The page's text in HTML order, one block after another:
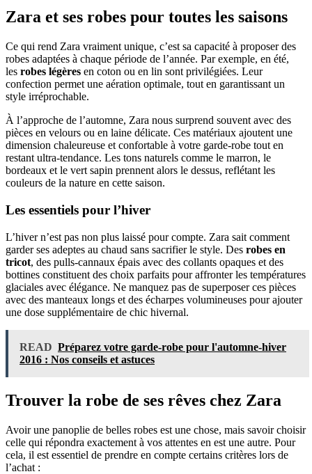
Zara et ses robes pour toutes les saisons
Ce qui rend Zara vraiment unique, c’est sa capacité à proposer des
robes adaptées à chaque période de l’année. Par exemple, en été,
les robes légères en coton ou en lin sont privilégiées. Leur
confection permet une aération optimale, tout en garantissant un
style irréprochable.
À l’approche de l’automne, Zara nous surprend souvent avec des
pièces en velours ou en laine délicate. Ces matériaux ajoutent une
dimension chaleureuse et confortable à votre garde-robe tout en
restant ultra-tendance. Les tons naturels comme le marron, le
bordeaux et le vert sapin prennent alors le dessus, reflétant les
couleurs de la nature en cette saison.
Les essentiels pour l’hiver
L’hiver n’est pas non plus laissé pour compte. Zara sait comment
garder ses adeptes au chaud sans sacrifier le style. Des robes en
tricot, des pulls-cannaux épais avec des collants opaques et des
bottines constituent des choix parfaits pour affronter les températures
glaciales avec élégance. Ne manquez pas de superposer ces pièces
avec des manteaux longs et des écharpes volumineuses pour ajouter
une dose supplémentaire de chic hivernal.
READ Préparez votre garde-robe pour l'automne-hiver
2016 : Nos conseils et astuces
Trouver la robe de ses rêves chez Zara
Avoir une panoplie de belles robes est une chose, mais savoir choisir
celle qui répondra exactement à vos attentes en est une autre. Pour
cela, il est essentiel de prendre en compte certains critères lors de
l’achat :